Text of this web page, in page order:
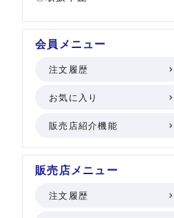
会員メニュー
注文履歴
お気に入り
販売店紹介機能
販売店メニュー
注文履歴